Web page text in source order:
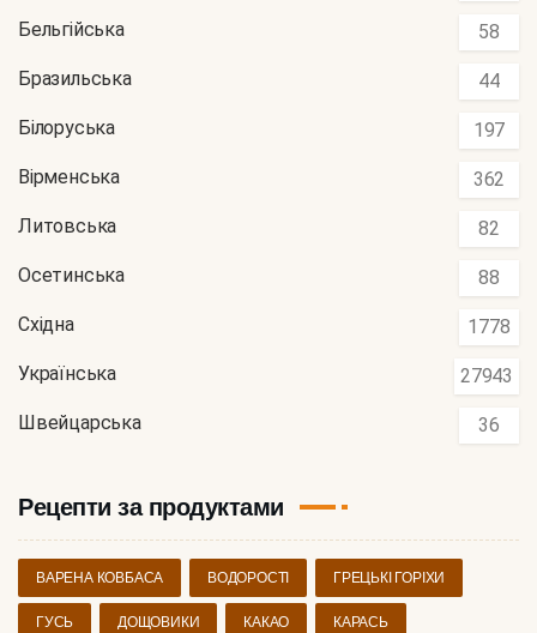
Бельгійська 58
Бразильська 44
Білоруська 197
Вірменська 362
Литовська 82
Осетинська 88
Східна 1778
Українська 27943
Швейцарська 36
Рецепти за продуктами
ВАРЕНА КОВБАСА ВОДОРОСТІ ГРЕЦЬКІ ГОРІХИ
ГУСЬ ДОЩОВИКИ КАКАО КАРАСЬ